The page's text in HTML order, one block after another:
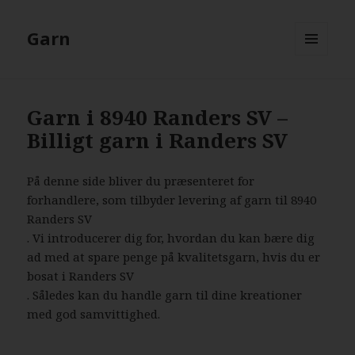
Garn
Garn i 8940 Randers SV –
Billigt garn i Randers SV
På denne side bliver du præsenteret for
forhandlere, som tilbyder levering af garn til 8940
Randers SV
. Vi introducerer dig for, hvordan du kan bære dig
ad med at spare penge på kvalitetsgarn, hvis du er
bosat i Randers SV
. Således kan du handle garn til dine kreationer
med god samvittighed.